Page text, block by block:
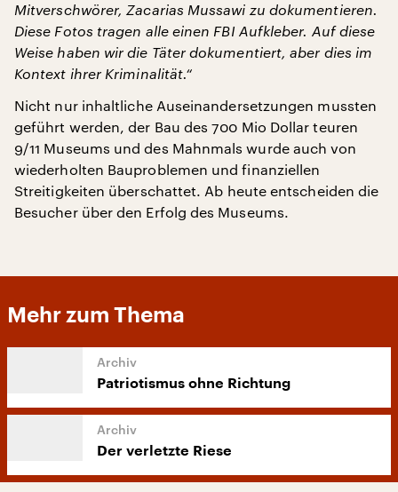
Mitverschwörer, Zacarias Mussawi zu dokumentieren.
Diese Fotos tragen alle einen FBI Aufkleber. Auf diese
Weise haben wir die Täter dokumentiert, aber dies im
Kontext ihrer Kriminalität.“
Nicht nur inhaltliche Auseinandersetzungen mussten
geführt werden, der Bau des 700 Mio Dollar teuren
9/11 Museums und des Mahnmals wurde auch von
wiederholten Bauproblemen und finanziellen
Streitigkeiten überschattet. Ab heute entscheiden die
Besucher über den Erfolg des Museums.
Mehr zum Thema
Patriotismus ohne Richtung
Der verletzte Riese